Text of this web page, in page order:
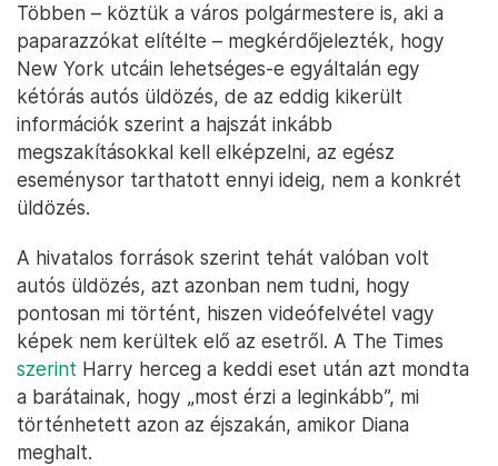
Többen – köztük a város polgármestere is, aki a
paparazzókat elítélte – megkérdőjelezték, hogy
New York utcáin lehetséges-e egyáltalán egy
kétórás autós üldözés, de az eddig kikerült
információk szerint a hajszát inkább
megszakításokkal kell elképzelni, az egész
eseménysor tarthatott ennyi ideig, nem a konkrét
üldözés.
A hivatalos források szerint tehát valóban volt
autós üldözés, azt azonban nem tudni, hogy
pontosan mi történt, hiszen videófelvétel vagy
képek nem kerültek elő az esetről. A The Times
szerint Harry herceg a keddi eset után azt mondta
a barátainak, hogy „most érzi a leginkább”, mi
történhetett azon az éjszakán, amikor Diana
meghalt.